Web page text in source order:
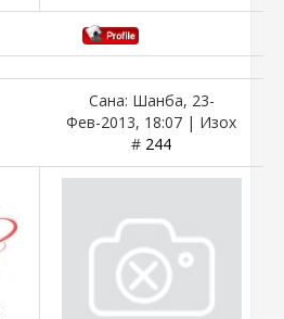
Сана: Шанба, 23-
Фев-2013, 18:07 | Изох
# 244